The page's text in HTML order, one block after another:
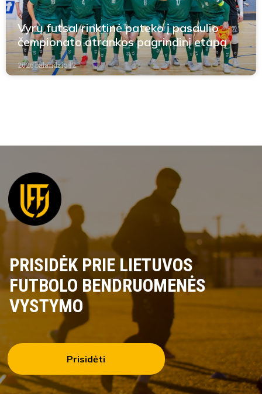
Vyrų futsal rinktinė pateko į pasaulio
čempionato atrankos pagrindinį etapą
2026 balandžio 12
PRISIDĖK PRIE LIETUVOS
FUTBOLO BENDRUOMENĖS
VYSTYMO
Prisidėti